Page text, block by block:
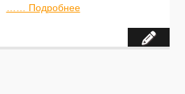
…… Подробнее